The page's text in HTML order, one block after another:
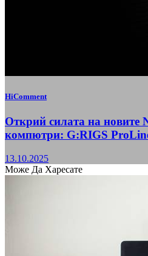
HiComment
Открий силата на новите
компютри: G:RIGS
13.10.2025
Може Да Харесате